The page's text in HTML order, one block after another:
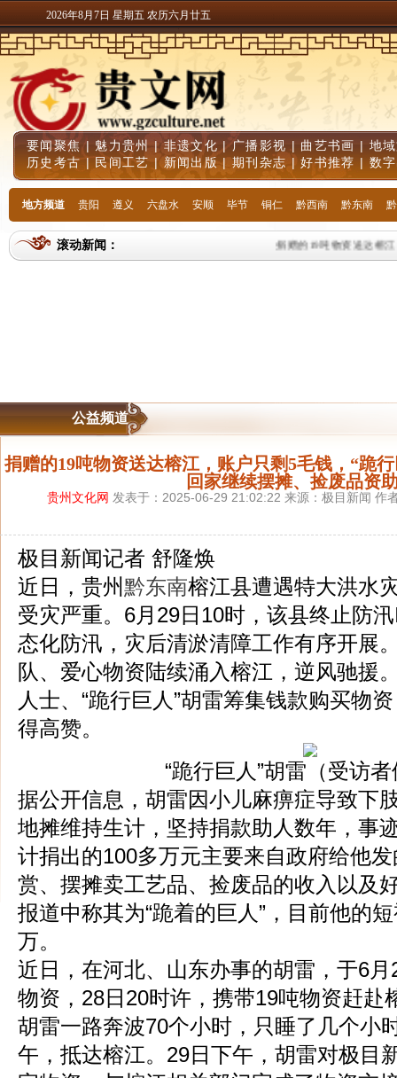
2026年8月7日 星期五 农历六月廿五
要闻聚焦| 魅力贵州|非遗文化 |广播影视 | 曲艺书画 | 地
历史考古 | 民间工艺 | 新闻出版|期刊杂志 |好书推荐 | 数
地方频道 贵阳 遵义 六盘水 安顺 毕节 铜仁 黔西南 黔东南
滚动新闻： 捐赠的19吨物资送达榕江
公益频道
捐赠的19吨物资送达榕江，账户只剩5毛钱，“跪
回家继续摆摊、捡废品资
贵州文化网 发表于：2025-06-29 21:02:22 来源：极目新闻 作
极目新闻记者 舒隆焕
近日，贵州黔东南榕江县遭遇特大洪水
受灾严重。6月29日10时，该县终止防
态化防汛，灾后清淤清障工作有序开展
队、爱心物资陆续涌入榕江，逆风驰援
人士、“跪行巨人”胡雷筹集钱款购买物
得高赞。
“跪行巨人”胡雷（受访
据公开信息，胡雷因小儿麻痹症导致下
地摊维持生计，坚持捐款助人数年，事
计捐出的100多万元主要来自政府给他
赏、摆摊卖工艺品、捡废品的收入以及
报道中称其为“跪着的巨人”，目前他的
万。
近日，在河北、山东办事的胡雷，于6
物资，28日20时许，携带19吨物资赶赴
胡雷一路奔波70个小时，只睡了几个小
午，抵达榕江。29日下午，胡雷对极目